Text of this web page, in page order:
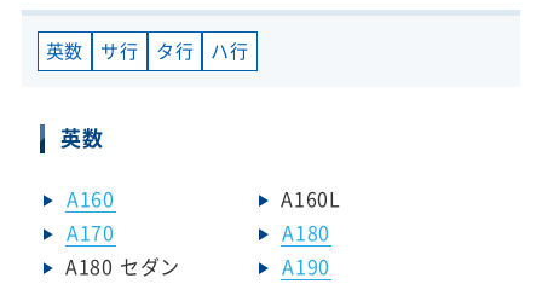
英数 サ行 タ行 ハ行
英数
A160
A160L
A170
A180
A180 セダン
A190